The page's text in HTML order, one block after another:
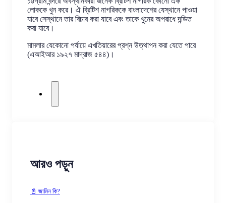
লোককে খুন করে। ঐ ব্রিটিশ নাগরিককে বাংলাদেশের যেস্থানে পাওয়া
যাবে সেস্থানে তার বিচার করা যাবে এবং তাকে খুনের অপরাধে দন্ডিত
করা যাবে।
মামলার যেকোনো পর্যায়ে এখতিয়ারের প্রশ্ন উত্থাপন করা যেতে পারে
(এআইআর ১৯২৭ মাদ্রাজ ৫৪৪)।
আরও পড়ুন
📓 জামিন কি?